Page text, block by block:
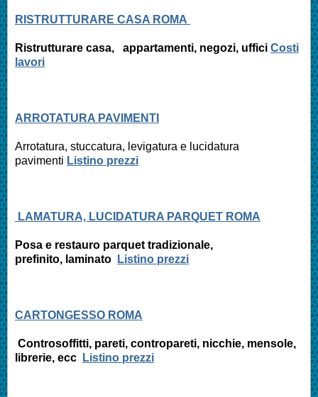
RISTRUTTURARE CASA ROMA
Ristrutturare casa, appartamenti, negozi, uffici Costi
lavori
ARROTATURA PAVIMENTI
Arrotatura, stuccatura, levigatura e lucidatura
pavimenti Listino prezzi
LAMATURA, LUCIDATURA PARQUET ROMA
Posa e restauro parquet tradizionale,
prefinito, laminato Listino prezzi
CARTONGESSO ROMA
Controsoffitti, pareti, contropareti, nicchie, mensole,
librerie, ecc
Listino prezzi